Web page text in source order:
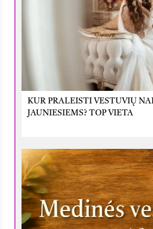
KUR PRALEISTI VESTUVIŲ
JAUNIESIEMS? TOP VIETA